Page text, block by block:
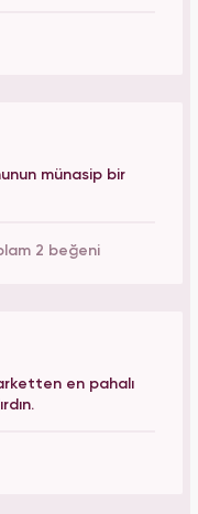
münasip bir
2 beğeni
en pahalı